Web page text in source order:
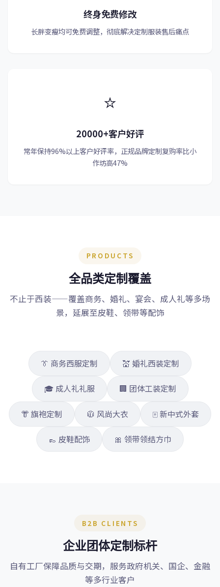
终身免费修改
长胖变瘦均可免费调整，彻底解决定制服装售后痛点
⭐
20000+客户好评
常年保持96%以上客户好评率，正规品牌定制复购率比小
作坊高47%
PRODUCTS
全品类定制覆盖
不止于西装——覆盖商务、婚礼、宴会、成人礼等多场
景，延展至皮鞋、领带等配饰
👔 商务西服定制 💒 婚礼西装定制
🎓 成人礼礼服 🏢 团体工装定制
👘 旗袍定制 🧥 风尚大衣 🀄 新中式外套
👞 皮鞋配饰 🎀 领带领结方巾
B2B CLIENTS
企业团体定制标杆
自有工厂保障品质与交期，服务政府机关、国企、金融
等多行业客户